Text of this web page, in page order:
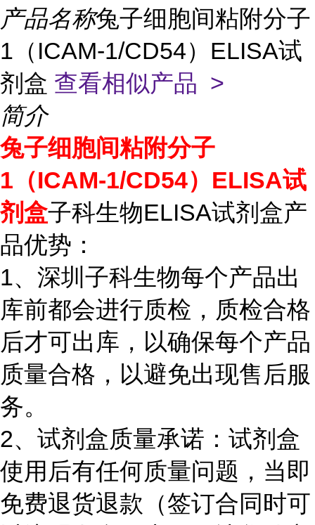
产品名称兔子细胞间粘附分子
1（ICAM-1/CD54）ELISA试
剂盒 查看相似产品 >
简介
兔子细胞间粘附分子
1（ICAM-1/CD54）ELISA试
剂盒子科生物ELISA试剂盒产
品优势：
1、深圳子科生物每个产品出
库前都会进行质检，质检合格
后才可出库，以确保每个产品
质量合格，以避免出现售后服
务。
2、试剂盒质量承诺：试剂盒
使用后有任何质量问题，当即
免费退货退款（签订合同时可